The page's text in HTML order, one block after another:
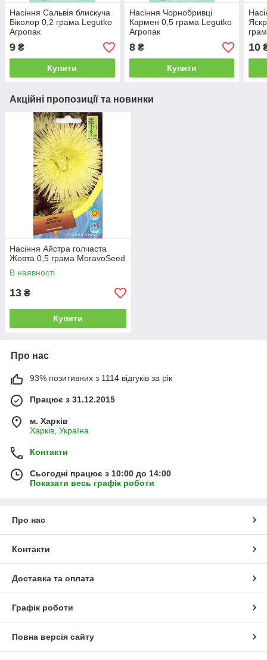
Насіння Сальвія блискуча
Біколор 0,2 грама Legutko
Агропак
9 ₴
Купити
Насіння Чорнобривці
Кармен 0,5 грама Legutko
Агропак
8₴
Купити
10
Акційні пропозиції та новинки
Насіння Айстра голчаста
Жовта 0,5 грама MoravoSeed
В наявності
13 ₴
Купити
Про нас
93% позитивних з 1114 відгуків за рік
Працює з 31.12.2015
м. Харків
Харків, Україна
Контакти
Сьогодні працює з 10:00 до 14:00
Показати весь графік роботи
Про нас
Контакти
Доставка та оплата
Графік роботи
Повна версія сайту